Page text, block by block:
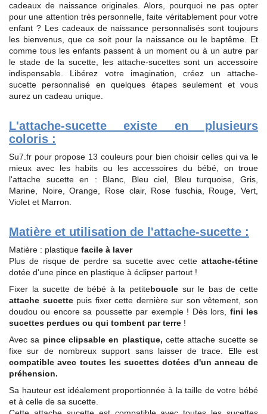
cadeaux de naissance originales. Alors, pourquoi ne pas opter
pour une attention très personnelle, faite véritablement pour votre
enfant ? Les cadeaux de naissance personnalisés sont toujours
les bienvenus, que ce soit pour la naissance ou le baptême. Et
comme tous les enfants passent à un moment ou à un autre par
le stade de la sucette, les attache-sucettes sont un accessoire
indispensable. Libérez votre imagination, créez un attache-
sucette personnalisé en quelques étapes seulement et vous
aurez un cadeau unique.
L'attache-sucette existe en plusieurs
coloris :
Su7.fr pour propose 13 couleurs pour bien choisir celles qui va le
mieux avec les habits ou les accessoires du bébé, on troue
l'attache sucette en : Blanc, Bleu ciel, Bleu turquoise, Gris,
Marine, Noire, Orange, Rose clair, Rose fuschia, Rouge, Vert,
Violet et Marron.
Matière et utilisation de l'attache-sucette :
Matière : plastique facile à laver
Plus de risque de perdre sa sucette avec cette attache-tétine
dotée d'une pince en plastique à éclipser partout !
Fixer la sucette de bébé à la petiteboucle sur le bas de cette
attache sucettepuis fixer cette dernière sur son vêtement, son
doudou ou encore sa poussette par exemple ! Dès lors,
fini les
sucettes perdues ou qui tombent par terre !
Avec sa pince clipsable en plastique, cette attache sucette se
fixe sur de nombreux support sans laisser de trace. Elle est
compatible avec toutes les sucettes dotées d'un anneau de
préhension.
Sa hauteur est idéalement proportionnée à la taille de votre bébé
et à celle de sa sucette.